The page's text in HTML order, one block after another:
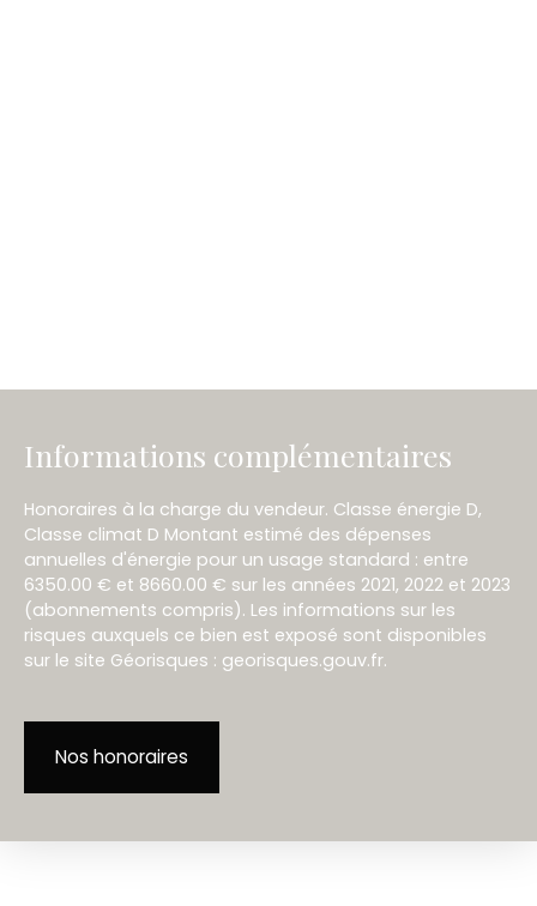
Informations complémentaires
Honoraires à la charge du vendeur. Classe énergie D,
Classe climat D Montant estimé des dépenses
annuelles d'énergie pour un usage standard : entre
6350.00 € et 8660.00 € sur les années 2021, 2022 et 2023
(abonnements compris). Les informations sur les
risques auxquels ce bien est exposé sont disponibles
sur le site Géorisques : georisques.gouv.fr.
Nos honoraires